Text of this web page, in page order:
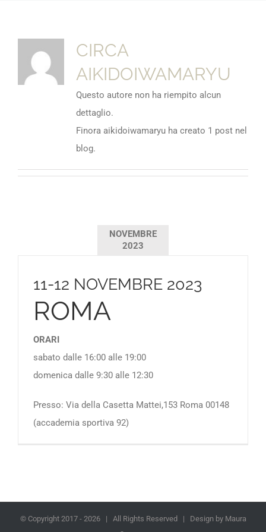
CIRCA
AIKIDOIWAMARYU
Questo autore non ha riempito alcun
dettaglio.
Finora aikidoiwamaryu ha creato 1 post nel
blog.
NOVEMBRE
2023
11-12 NOVEMBRE 2023
ROMA
ORARI
sabato dalle 16:00 alle 19:00
domenica dalle 9:30 alle 12:30
Presso: Via della Casetta Mattei,153 Roma 00148
(accademia sportiva 92)
© Copyright 2017 - 2026 | All Rights Reserved | Design by Maura